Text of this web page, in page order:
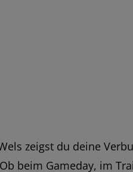
zeigst du deine
beim Gameday, im